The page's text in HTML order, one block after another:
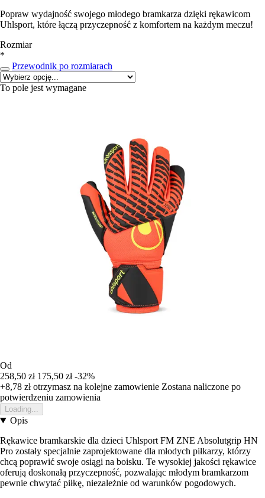
Popraw wydajność swojego młodego bramkarza dzięki rękawicom
Uhlsport, które łączą przyczepność z komfortem na każdym meczu!
Rozmiar
*
Przewodnik po rozmiarach
To pole jest wymagane
Od
258,50 zł 175,50 zł -32%
+8,78 złotrzymasz na kolejne zamowienie Zostana naliczone po
potwierdzeniu zamowienia
Loading...
Opis
Rękawice bramkarskie dla dzieci Uhlsport FM ZNE Absolutgrip HN
Pro zostały specjalnie zaprojektowane dla młodych piłkarzy, którzy
chcą poprawić swoje osiągi na boisku. Te wysokiej jakości rękawice
oferują doskonałą przyczepność, pozwalając młodym bramkarzom
pewnie chwytać piłkę, niezależnie od warunków pogodowych.